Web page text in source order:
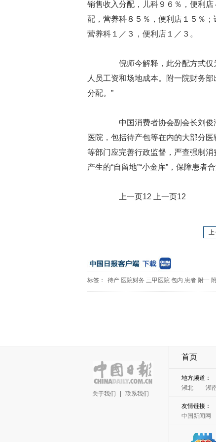
销售收入分配，儿科９６％，便利
配，营养科８５％，便利店１５％
营养科１／３，便利店１／３。
倪师今解释，此分配方式仅
人员工资和场地成本。附一院财务
分配。”
中国消费者协会副会长刘俊
医院，包括待产包等在内的大部分
等部门应完善行政监督，严查强制
产生的“自留地”“小金库”，保障患者合
上一页12 上一页12
上
标签： 待产 医院财务 三甲医院 包内 患者 附一
关于我们 联系我们
首页
地方频道：
湖北
湖
友情链接：
中国新闻网